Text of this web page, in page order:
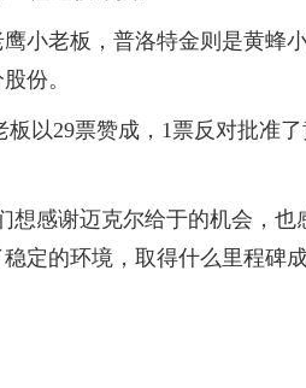
小老板，普洛特金则是黄蜂
份。
以29票赞成，1票反对批准
感谢迈克尔给于的机会，也
定的环境，取得什么里程碑